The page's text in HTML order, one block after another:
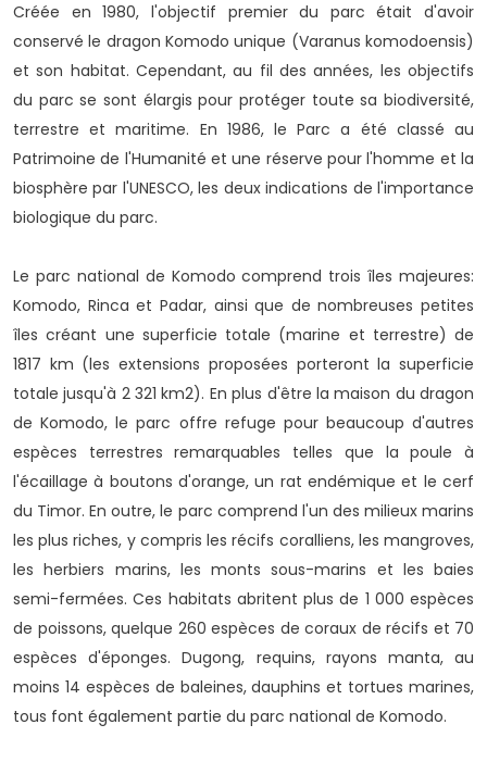
Créée en 1980, l'objectif premier du parc était d'avoir
conservé le dragon Komodo unique (Varanus komodoensis)
et son habitat. Cependant, au fil des années, les objectifs
du parc se sont élargis pour protéger toute sa biodiversité,
terrestre et maritime. En 1986, le Parc a été classé au
Patrimoine de l'Humanité et une réserve pour l'homme et la
biosphère par l'UNESCO, les deux indications de l'importance
biologique du parc.
Le parc national de Komodo comprend trois îles majeures:
Komodo, Rinca et Padar, ainsi que de nombreuses petites
îles créant une superficie totale (marine et terrestre) de
1817 km (les extensions proposées porteront la superficie
totale jusqu'à 2 321 km2). En plus d'être la maison du dragon
de Komodo, le parc offre refuge pour beaucoup d'autres
espèces terrestres remarquables telles que la poule à
l'écaillage à boutons d'orange, un rat endémique et le cerf
du Timor. En outre, le parc comprend l'un des milieux marins
les plus riches, y compris les récifs coralliens, les mangroves,
les herbiers marins, les monts sous-marins et les baies
semi-fermées. Ces habitats abritent plus de 1 000 espèces
de poissons, quelque 260 espèces de coraux de récifs et 70
espèces d'éponges. Dugong, requins, rayons manta, au
moins 14 espèces de baleines, dauphins et tortues marines,
tous font également partie du parc national de Komodo.